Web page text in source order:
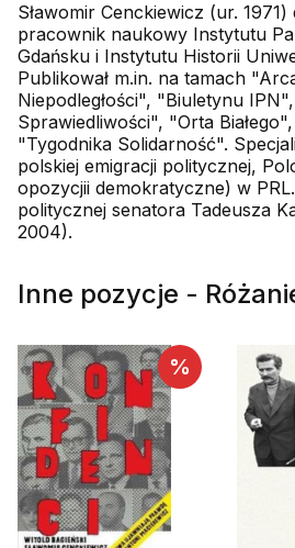
Sławomir Cenckiewicz (ur.
pracownik naukowy Instytutu
Gdańsku i Instytutu Historii
Publikował m.in. na tamach
Niepodległości", "Biuletynu
Sprawiedliwości", "Orta
"Tygodnika Solidarność".
polskiej emigracji politycznej,
opozycjii demokratyczne) w
politycznej senatora Tadeusza
2004).
Inne pozycje -
%